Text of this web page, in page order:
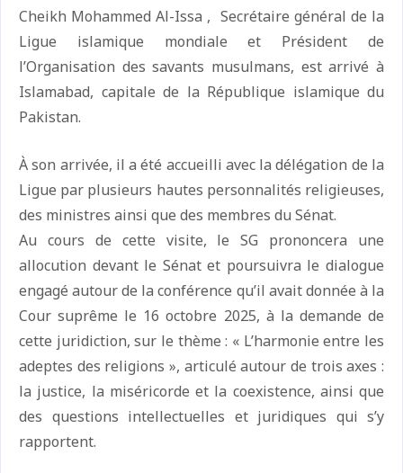
Cheikh Mohammed Al-Issa , Secrétaire général de la
Ligue islamique mondiale et Président de
l’Organisation des savants musulmans, est arrivé à
Islamabad, capitale de la République islamique du
Pakistan.
À son arrivée, il a été accueilli avec la délégation de la
Ligue par plusieurs hautes personnalités religieuses,
des ministres ainsi que des membres du Sénat.
Au cours de cette visite, le SG prononcera une
allocution devant le Sénat et poursuivra le dialogue
engagé autour de la conférence qu’il avait donnée à la
Cour suprême le 16 octobre 2025, à la demande de
cette juridiction, sur le thème : « L’harmonie entre les
adeptes des religions », articulé autour de trois axes :
la justice, la miséricorde et la coexistence, ainsi que
des questions intellectuelles et juridiques qui s’y
rapportent.